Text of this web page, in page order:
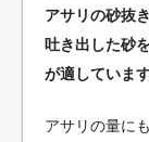
アサリの砂抜
吐き出した砂
が適しています
アサリの量に